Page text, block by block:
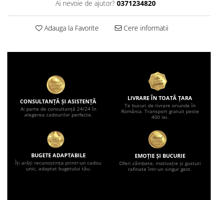
Ai nevoie de ajutor? 0371234820
Adauga la Favorite Cere informatii
CONSULTANȚĂ ȘI ASISTENȚĂ
Ai parte de consultanță 24/24 în
alegerea cadourilor perfecte.
LIVRARE ÎN TOATĂ ȚARA
Te bucuri de livrare oriunde în
România. Transport gratuit peste
400 lei.
BUGETE ADAPTABILE
Îți arăți recunoștința printr-un cadou
unic, adaptat bugetului tău.
EMOȚIE ȘI BUCURIE
Oferi zâmbete, motivație și gusturi
rafinate într-un singur gest.